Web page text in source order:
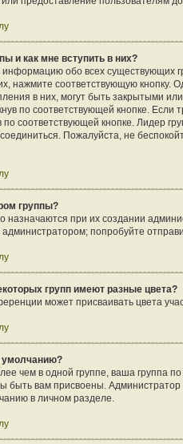
и как мне вступить в них?
обо всех существующих
нажмите соответствующую
в них, могут быть закрытыми
по соответствующей кнопке. Если
по соответствующей кнопке. Лидер
Пожалуйста, не
группы?
назначаются при их создании
администратором; попробуйте
групп имеют разные цвета?
может присваивать цвета
умолчанию?
чем в одной группе, ваша группа
быть вам присвоены.
в личном разделе.